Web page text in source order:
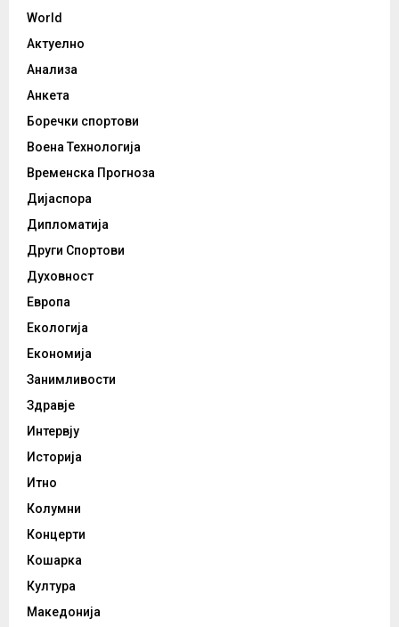
World
Актуелно
Анализа
Анкета
Боречки спортови
Воена Технологија
Временска Прогноза
Дијаспора
Дипломатија
Други Спортови
Духовност
Европа
Екологија
Економија
Занимливости
Здравје
Интервју
Историја
Итно
Колумни
Концерти
Кошарка
Култура
Македонија